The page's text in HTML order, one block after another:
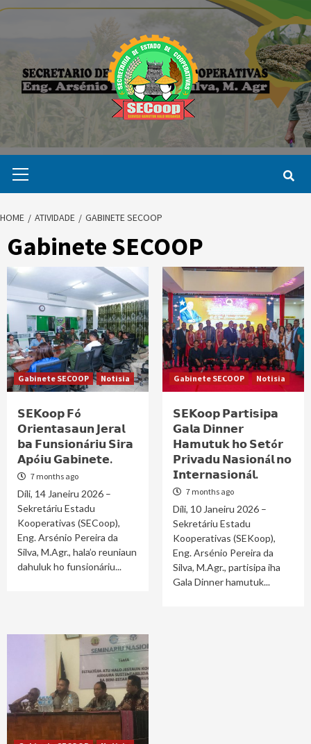
Skip
Menu
HOME ATIVIDADE GABINETE SECOOP
Gabinete SECOOP
Gabinete SECOOP Notisia
𝗦𝗘𝗞𝗼𝗼𝗽 𝗙ó
𝗢𝗿𝗶𝗲𝗻𝘁𝗮𝘀𝗮𝘂𝗻 𝗝𝗲𝗿𝗮𝗹
𝗯𝗮 𝗙𝘂𝗻𝘀𝗶𝗼𝗻á𝗿𝗶𝘂 𝗦𝗶𝗿𝗮
𝗔𝗽ó𝗶𝘂 𝗚𝗮𝗯𝗶𝗻𝗲𝘁𝗲.
7 months ago
Díli, 14 Janeiru 2026 –
Sekretáriu Estadu
Kooperativas (SECoop),
Eng. Arsénio Pereira da
Silva, M.Agr., hala’o reuniaun
dahuluk ho funsionáriu...
Gabinete SECOOP Notisia
𝗦𝗘𝗞𝗼𝗼𝗽 𝗣𝗮𝗿𝘁𝗶𝘀𝗶𝗽𝗮
𝗚𝗮𝗹𝗮 𝗗𝗶𝗻𝗻𝗲𝗿
𝗛𝗮𝗺𝘂𝘁𝘂𝗸 𝗵𝗼 𝗦𝗲𝘁ó𝗿
𝗣𝗿𝗶𝘃𝗮𝗱𝘂 𝗡𝗮𝘀𝗶𝗼𝗻á𝗹 𝗻𝗼
𝗜𝗻𝘁𝗲𝗿𝗻𝗮𝘀𝗶𝗼𝗻á𝗹.
7 months ago
Díli, 10 Janeiru 2026 –
Sekretáriu Estadu
Kooperativas (SEKoop),
Eng. Arsénio Pereira da
Silva, M.Agr., partisipa iha
Gala Dinner hamutuk...